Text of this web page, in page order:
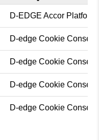
D-EDGE Accor Platform
D-edge Cookie Consent
D-edge Cookie Consent
D-edge Cookie Consent
D-edge Cookie Consent